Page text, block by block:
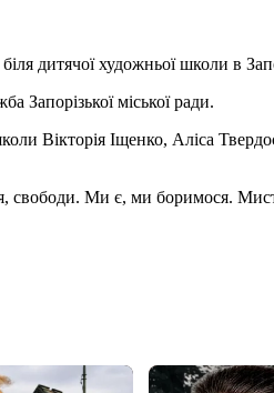
дитячої художньої школи в
Запорізької міської ради.
Вікторія Іщенко, Аліса
свободи. Ми є, ми боримося.